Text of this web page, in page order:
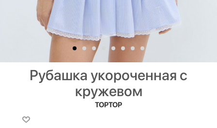
Рубашка укороченная с
кружевом
TOPTOP